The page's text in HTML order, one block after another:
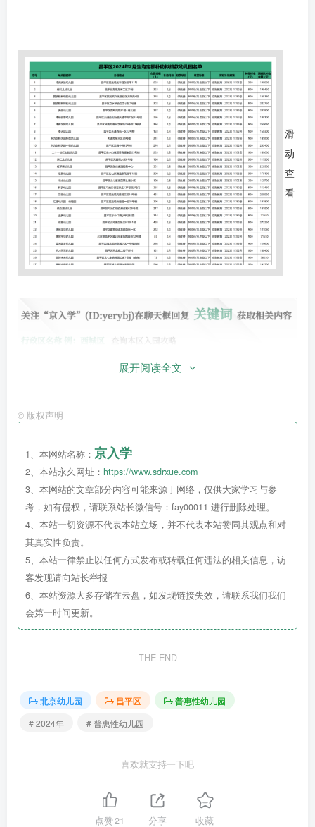
滑
动
查
看
展开阅读全文
© 版权声明
1、本网站名称： 京入学
2、本站永久网址： https://www.sdrxue.com
3、本网站的文章部分内容可能来源于网络，仅供大家学习与参
考，如有侵权，请联系站长微信号：fay00011 进行删除处理。
4、本站一切资源不代表本站立场，并不代表本站赞同其观点和对
其真实性负责。
5、本站一律禁止以任何方式发布或转载任何违法的相关信息，访
客发现请向站长举报
6、本站资源大多存储在云盘，如发现链接失效，请联系我们我们
会第一时间更新。
THE END
北京幼儿园 昌平区
普惠性幼儿园
# 2024年
# 普惠性幼儿园
喜欢就支持一下吧
点赞21 分享 收藏